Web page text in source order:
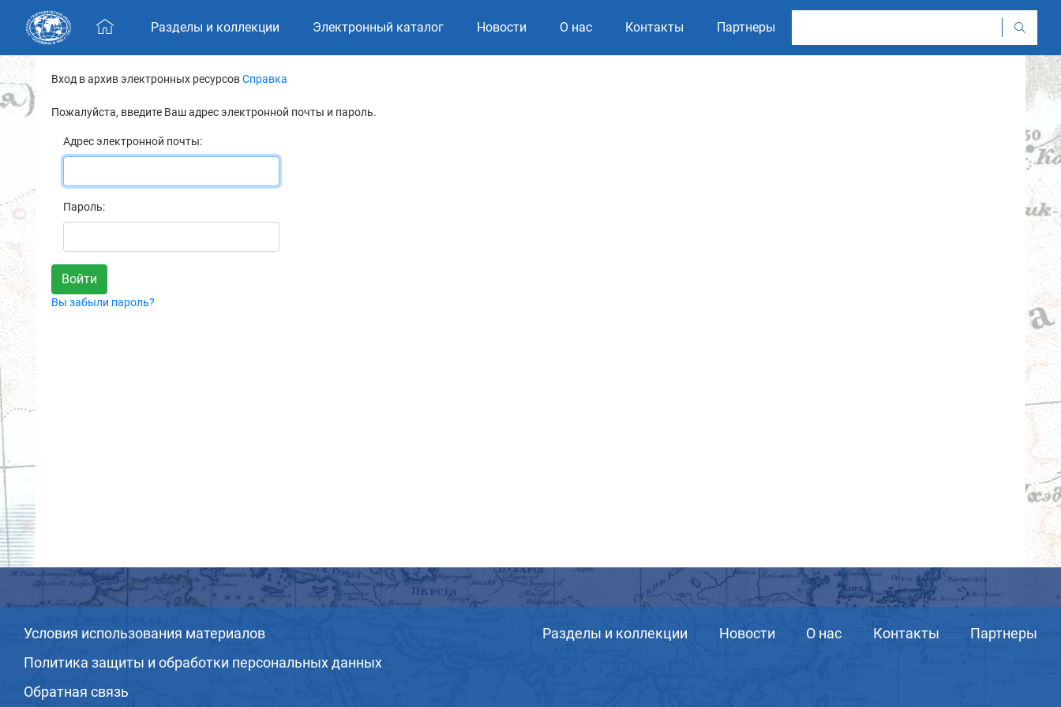
Skip navigation
Разделы и коллекции Электронный каталог Новости О нас Контакты Партнеры
Вход в архив электронных ресурсовСправка
Пожалуйста, введите Ваш адрес электронной почты и пароль.
Адрес электронной почты:
Пароль:
Вы забыли пароль?
Условия использования материалов
Политика защиты и обработки персональных данных
Обратная связь
Разделы и коллекции Новости О нас Контакты Партнеры